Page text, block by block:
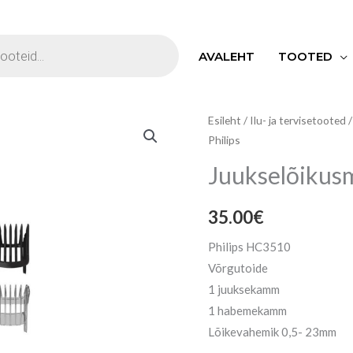
AVALEHT
TOOTED
Esileht / Ilu- ja tervisetooted
Philips
35.00€
Philips HC3510
Võrgutoide
1 juuksekamm
1 habemekamm
Lõikevahemik 0,5- 23mm
Juukselõikusmasin
Philips